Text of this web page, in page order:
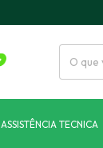
ASSISTÊNCIA TECNICA